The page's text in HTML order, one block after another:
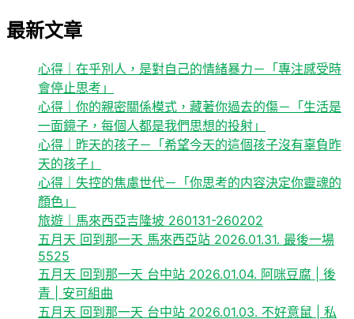
最新文章
心得｜在乎別人，是對自己的情緒暴力－「專注感受時
會停止思考」
心得｜你的親密關係模式，藏著你過去的傷－「生活是
一面鏡子，每個人都是我們思想的投射」
心得｜昨天的孩子－「希望今天的這個孩子沒有辜負昨
天的孩子」
心得｜失控的焦慮世代－「你思考的内容決定你靈魂的
顏色」
旅遊｜馬來西亞吉隆坡 260131-260202
五月天 回到那一天 馬來西亞站 2026.01.31. 最後一場
5525
五月天 回到那一天 台中站 2026.01.04. 阿咪豆腐 | 後
青 | 安可組曲
五月天 回到那一天 台中站 2026.01.03. 不好意鼠 | 私